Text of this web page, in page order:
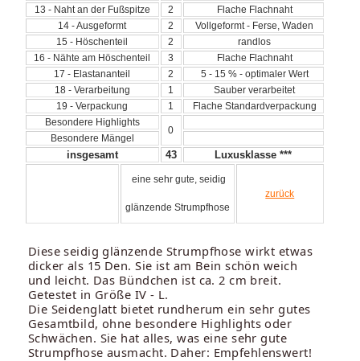
13 - Naht an der Fußspitze
2
Flache Flachnaht
14 - Ausgeformt
2
Vollgeformt - Ferse, Waden
15 - Höschenteil
2
randlos
16 - Nähte am Höschenteil
3
Flache Flachnaht
17 - Elastananteil
2
5 - 15 % - optimaler Wert
18 - Verarbeitung
1
Sauber verarbeitet
19 - Verpackung
1
Flache Standardverpackung
Besondere Highlights
0
Besondere Mängel
insgesamt 43 Luxusklasse ***
eine sehr gute, seidig
glänzende Strumpfhose
zurück
Diese seidig glänzende Strumpfhose wirkt etwas
dicker als 15 Den. Sie ist am Bein schön weich
und leicht. Das Bündchen ist ca. 2 cm breit.
Getestet in Größe IV - L.
Die Seidenglatt bietet rundherum ein sehr gutes
Gesamtbild, ohne besondere Highlights oder
Schwächen. Sie hat alles, was eine sehr gute
Strumpfhose ausmacht. Daher: Empfehlenswert!